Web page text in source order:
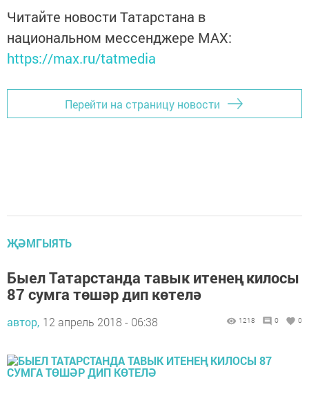
Читайте новости Татарстана в
национальном мессенджере MАХ:
https://max.ru/tatmedia
Перейти на страницу новости
ҖӘМГЫЯТЬ
Быел Татарстанда тавык итенең килосы
87 сумга төшәр дип көтелә
автор, 12 апрель 2018 - 06:38 1218 0 0